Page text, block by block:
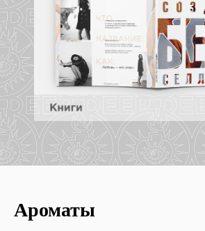
Ароматы